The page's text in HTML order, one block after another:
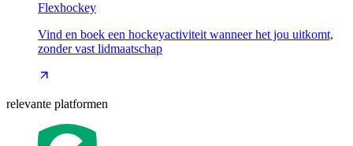
Flexhockey
Vind en boek een hockeyactiviteit wanneer het jou uitkomt,
zonder vast lidmaatschap
relevante platformen